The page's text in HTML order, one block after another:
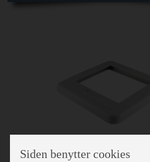
Siden benytter cookies